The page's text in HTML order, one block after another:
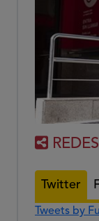
Twitter
Tweets by